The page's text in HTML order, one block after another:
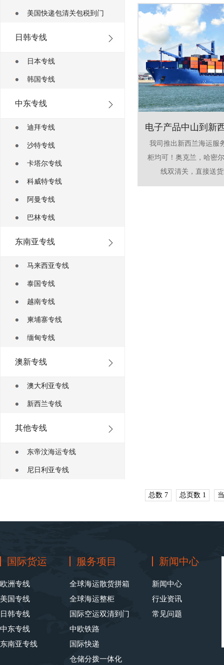
美国快递包清关包税到门
日韩专线
日本专线
韩国专线
中东专线
迪拜专线
沙特专线
卡塔尔专线
科威特专线
阿曼专线
巴林专线
东南亚专线
马来西亚专线
泰国专线
越南专线
柬埔寨专线
缅甸专线
澳新专线
澳大利亚专线
新西兰专线
其他专线
东帝汶海运专线
尼日利亚专线
电子产品中山到新
我司推出新西兰海运服
柜均可！奥克兰，哈密
线双清关，直接送
总数 7 总页数 1
国际货运
欧洲专线
美国专线
日韩专线
中东专线
东南亚专线
服务项目
全球海运散货拼箱
全球海运整柜
国际空运双清到门
中欧铁路
国际快递
仓储分拨一体化
新闻中心
新闻中心
行业资讯
常见问题